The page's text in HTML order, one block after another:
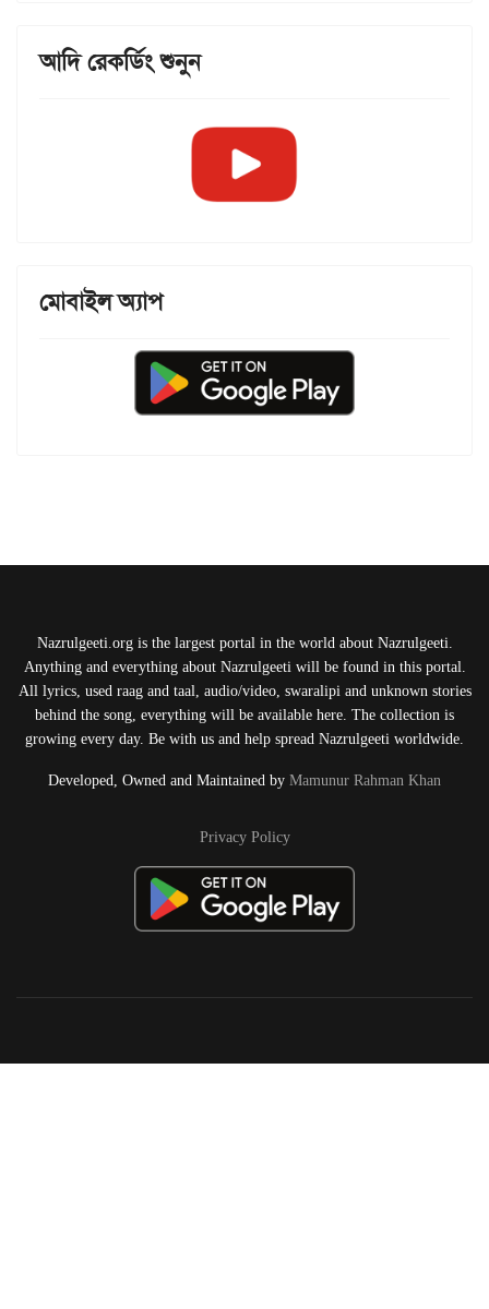
আদি রেকর্ডিং শুনুন
মোবাইল অ্যাপ
Nazrulgeeti.org is the largest portal in the world about Nazrulgeeti.
Anything and everything about Nazrulgeeti will be found in this portal.
All lyrics, used raag and taal, audio/video, swaralipi and unknown stories
behind the song, everything will be available here. The collection is
growing every day. Be with us and help spread Nazrulgeeti worldwide.
Developed, Owned and Maintained by Mamunur Rahman Khan
Privacy Policy